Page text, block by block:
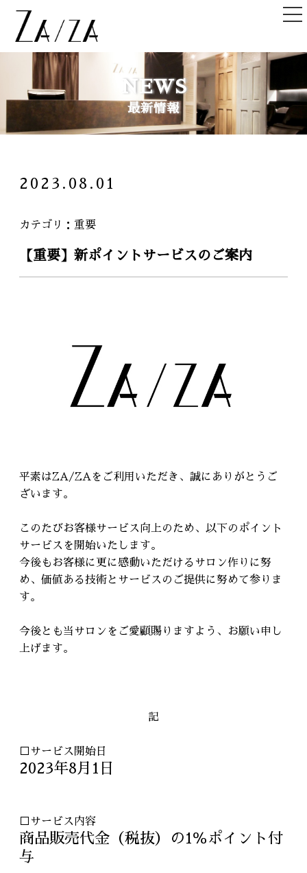
トップ
NEWS＆TOPICS
ニュース＆記事
WEB予約はこちら
NEWS
最新情報
2023.08.01
カテゴリ 重要
【重要】新ポイントサービスのご案内
平素はZA/ZAをご利用いただき、誠にありがとうご
ざいます。
このたびお客様サービス向上のため、以下のポイント
サービスを開始いたします。
今後もお客様に更に感動いただけるサロン作りに努
め、価値ある技術とサービスのご提供に努めて参りま
す。
今後とも当サロンをご愛顧賜りますよう、お願い申し
上げます。
記
□サービス開始日
2023年8月1日
□サービス内容
商品販売代金（税抜）の1％ポイント付
与